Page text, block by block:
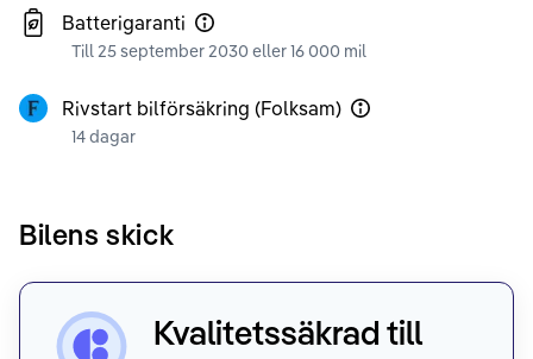
Batterigaranti
Till 25 september 2030 eller 16 000 mil
Rivstart bilförsäkring (Folksam)
14 dagar
Bilens skick
Kvalitetssäkrad till